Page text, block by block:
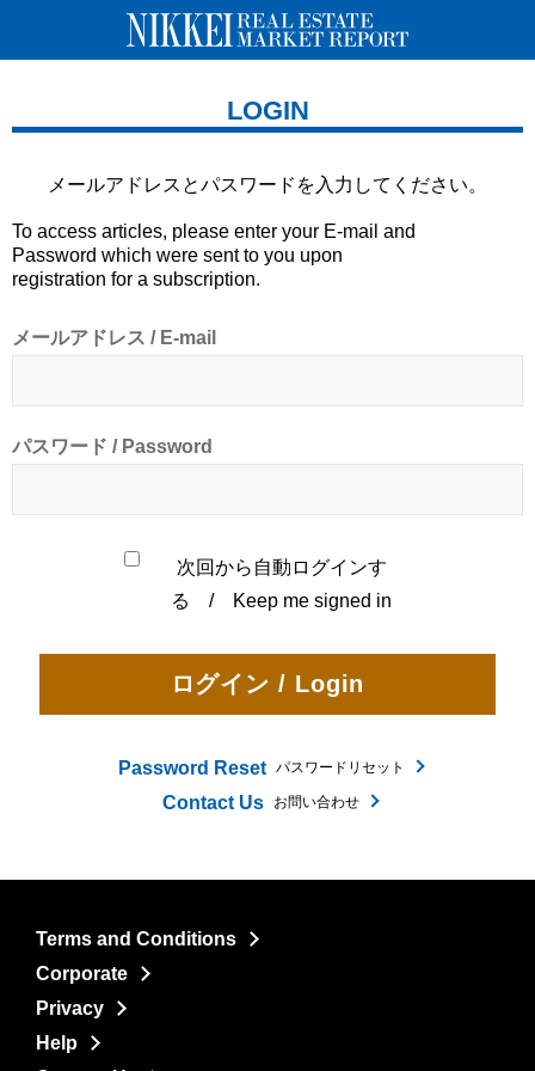
LOGIN
メールアドレスとパスワードを 入力してください。
To access articles, please enter your E-mail and
Password which were sent to you upon
registration for a subscription.
メールアドレス / E-mail
パスワード / Password
次回から自動ログインす
る / Keep me signed in
Password Reset パスワードリセット
Contact Us お問い合わせ
Terms and Conditions
Corporate
Privacy
Help